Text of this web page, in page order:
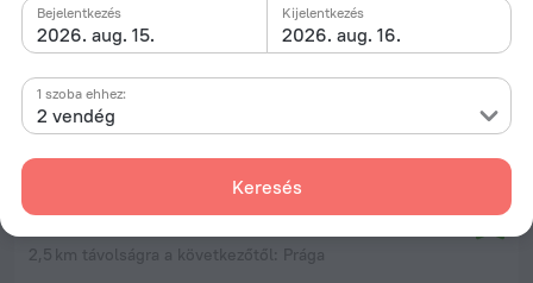
2026. aug. 15.
Bejelentkezés
2026. aug. 16.
Kijelentkezés
2 vendég
1 szoba ehhez:
Keresés
2,5 km távolságra a következőtől: Prága